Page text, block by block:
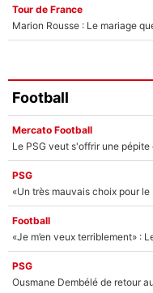
Tour de France
Marion Rousse : Le mariage
Football
Mercato Football
PSG
Football
PSG